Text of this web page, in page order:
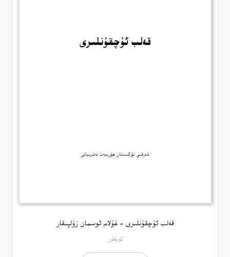
قەلب ئۇچقۇنلىرى – غۇلام ئوسمان زۇلپىقار
ئۇيغۇر